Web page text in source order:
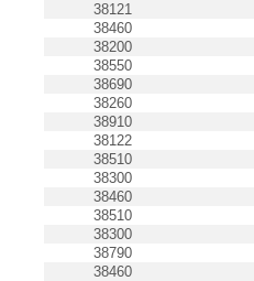
38121
38460
38200
38550
38690
38260
38910
38122
38510
38300
38460
38510
38300
38790
38460